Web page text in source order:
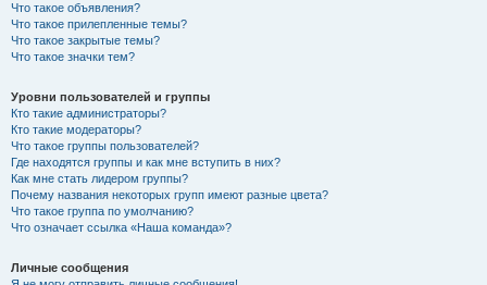
Что такое объявления?
Что такое прилепленные темы?
Что такое закрытые темы?
Что такое значки тем?
Уровни пользователей и группы
Кто такие администраторы?
Кто такие модераторы?
Что такое группы пользователей?
Где находятся группы и как мне вступить в них?
Как мне стать лидером группы?
Почему названия некоторых групп имеют разные цвета?
Что такое группа по умолчанию?
Что означает ссылка «Наша команда»?
Личные сообщения